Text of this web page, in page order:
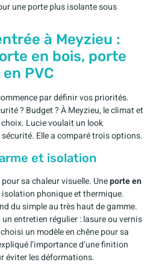
une porte plus isolante sous
à Meyzieu :
en bois, porte
PVC
par définir vos priorités.
? Budget ? À Meyzieu, le climat et
Lucie voulait un look
Elle a comparé trois options.
et isolation
sa chaleur visuelle. Uneporte en
phonique et thermique.
du simple au très haut de gamme.
entretien régulier : lasure ou vernis
un modèle en chêne pour sa
l’importance d’une finition
éviter les déformations.